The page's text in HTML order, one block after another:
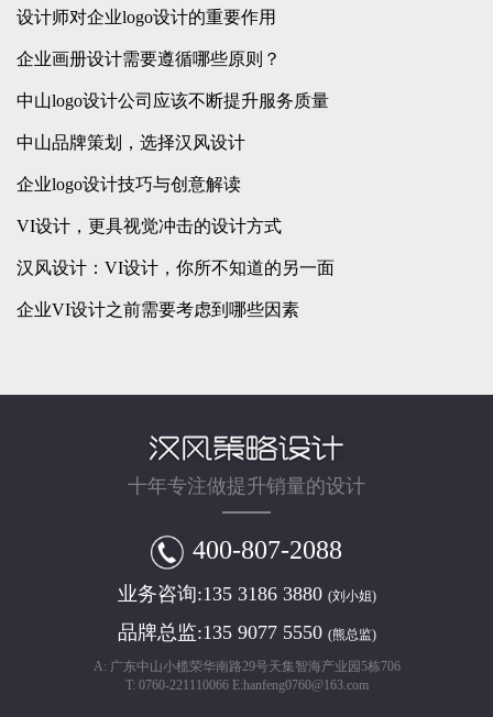
设计师对企业logo设计的重要作用
企业画册设计需要遵循哪些原则？
中山logo设计公司应该不断提升服务质量
中山品牌策划，选择汉风设计
企业logo设计技巧与创意解读
VI设计，更具视觉冲击的设计方式
汉风设计：VI设计，你所不知道的另一面
企业VI设计之前需要考虑到哪些因素
十年专注做提升销量的设计
400-807-2088
业务咨询:135 3186 3880 (刘小姐)
品牌总监:135 9077 5550 (熊总监)
A: 广东中山小榄荣华南路29号天集智海产业园5栋706
T: 0760-221110066 E:hanfeng0760@163.com